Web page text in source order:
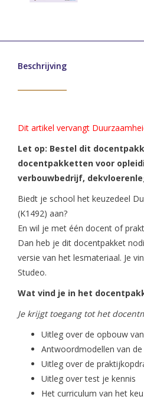
Beschrijving
Dit artikel vervangt
Let op: Bestel dit
docentpakketten voor
verbouwbedrijf,
Biedt je school het keuzedeel
(K1492) aan?
En wil je met één docent of
Dan heb je dit docentpakket
versie van het lesmateriaal. Je
Studeo.
Wat vind je in het
Je krijgt toegang tot het
Uitleg over de opbouw
Antwoordmodellen van
Uitleg over de
Uitleg over test je kennis
Het curriculum van het